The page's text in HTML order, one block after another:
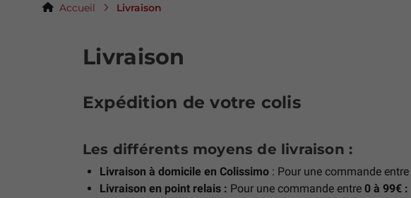
Accueil Livraison
Livraison
Expédition de votre colis
Les différents moyens de livraison :
Livraison à domicile en Colissimo : Pour une commande entre
Livraison en point relais : Pour une commande entre 0 à 99€ :